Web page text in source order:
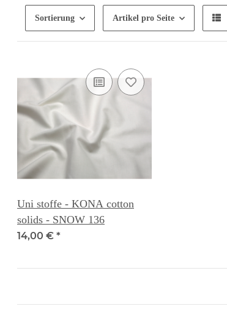
Sortierung Artikel pro Seite
Uni stoffe - KONA cotton
solids - SNOW 136
14,00 € *